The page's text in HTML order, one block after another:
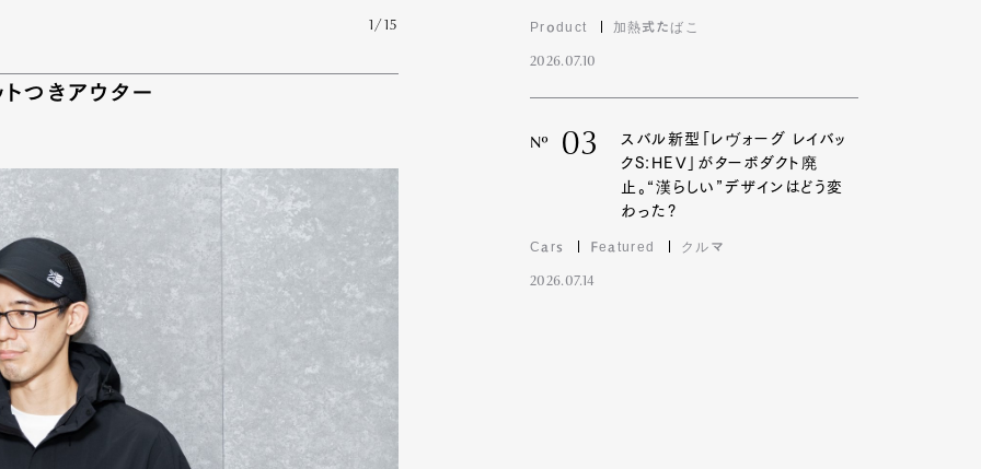
1/15
つきアウター
Product 加熱式たばこ
2026.07.10
Nº 03
スバル新型「レヴォーグ レイバッ
クS:HEV」がターボダクト廃
止。“漢らしい”デザインはどう変
わった?
Cars Featured クルマ
2026.07.14